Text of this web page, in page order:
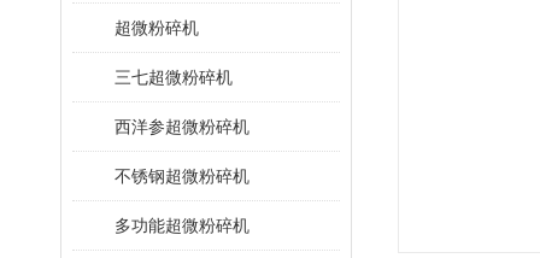
超微粉碎机
三七超微粉碎机
西洋参超微粉碎机
不锈钢超微粉碎机
多功能超微粉碎机